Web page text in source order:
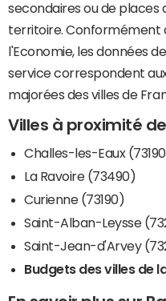
secondaires ou de places
territoire. Conformément
l'Economie, les données
service correspondent
majorées des villes de
Villes à proximité
Challes-les-Eaux
La Ravoire (73490)
Curienne (73190)
Saint-Alban-Leysse
Saint-Jean-d'Arvey
Budgets des villes de